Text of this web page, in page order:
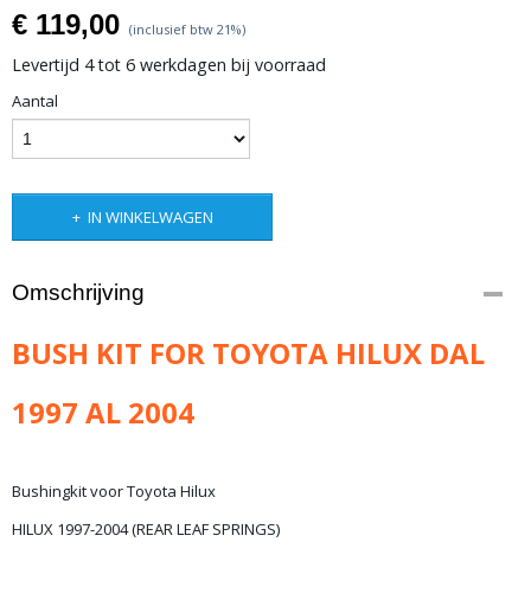
€ 119,00 (inclusief btw 21%)
Levertijd 4 tot 6 werkdagen bij voorraad
Aantal
IN WINKELWAGEN
Omschrijving
BUSH KIT FOR TOYOTA HILUX DAL
1997 AL 2004
Bushingkit voor Toyota Hilux
HILUX 1997-2004 (REAR LEAF SPRINGS)